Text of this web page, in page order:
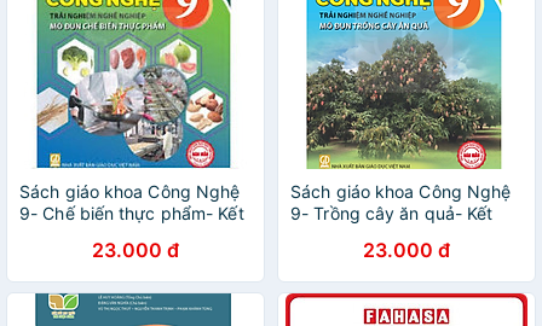
Sách giáo khoa Công Nghệ
9- Chế biến thực phẩm- Kết
(Kèm Nilon bọc Sách)
23.000 đ
Sách giáo khoa Công Nghệ
9- Trồng cây ăn quả- Kết
(Kèm Nilon bọc Sách)
23.000 đ